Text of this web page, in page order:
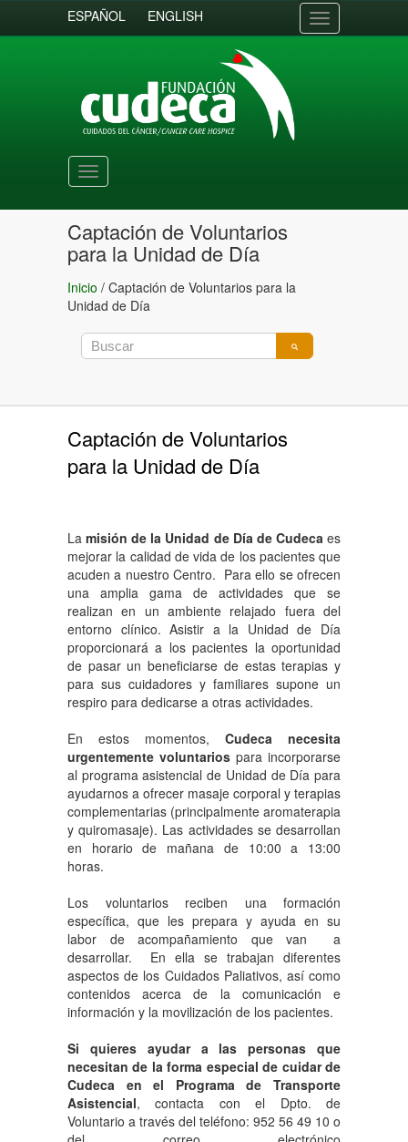
ESPAÑOL ENGLISH
Toggle
navigation
Toggle
navigation
Captación de Voluntarios
para la Unidad de Día
Inicio / Captación de Voluntarios para la
Unidad de Día
Captación de Voluntarios
para la Unidad de Día
Lamisión de la Unidad de Día de Cudecaes
mejorar la calidad de vida de los pacientes que
acuden a nuestro Centro. Para ello se ofrecen
una amplia gama de actividades que se
realizan en un ambiente relajado fuera del
entorno clínico. Asistir a la Unidad de Día
proporcionará a los pacientes la oportunidad
de pasar un beneficiarse de estas terapias y
para sus cuidadores y familiares supone un
respiro para dedicarse a otras actividades.
En estos momentos, Cudeca necesita
urgentemente voluntarios para incorporarse
al programa asistencial de Unidad de Día para
ayudarnos a ofrecer masaje corporal y terapias
complementarias (principalmente aromaterapia
y quiromasaje). Las actividades se desarrollan
en horario de mañana de 10:00 a 13:00
horas.
Los voluntarios reciben una formación
específica, que les prepara y ayuda en su
labor de acompañamiento que van a
desarrollar. En ella se trabajan diferentes
aspectos de los Cuidados Paliativos, así como
contenidos acerca de la comunicación e
información y la movilización de los pacientes.
Si quieres ayudar a las personas que
necesitan de la forma especial de cuidar de
Cudeca en el Programa de Transporte
Asistencial, contacta con el Dpto. de
Voluntario a través del teléfono: 952 56 49 10 o